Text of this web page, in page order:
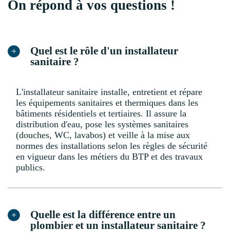
On répond à vos questions !
Quel est le rôle d'un installateur
sanitaire ?
L'installateur sanitaire installe, entretient et répare
les équipements sanitaires et thermiques dans les
bâtiments résidentiels et tertiaires. Il assure la
distribution d'eau, pose les systèmes sanitaires
(douches, WC, lavabos) et veille à la mise aux
normes des installations selon les règles de sécurité
en vigueur dans les métiers du BTP et des travaux
publics.
Quelle est la différence entre un
plombier et un installateur sanitaire ?